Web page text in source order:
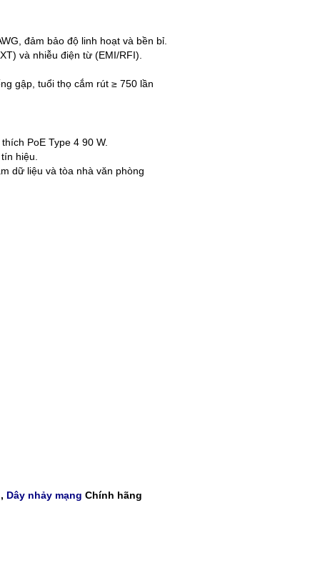
đảm bảo độ linh hoạt và bền bỉ.
và nhiễu điện từ (EMI/RFI).
gập, tuổi thọ cắm rút ≥ 750 lần
PoE Type 4 90 W.
hiệu.
dữ liệu và tòa nhà văn phòng
, Dây nhảy mạng Chính hãng